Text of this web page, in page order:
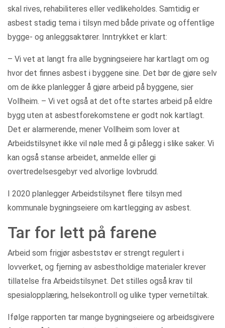
skal rives, rehabiliteres eller vedlikeholdes. Samtidig er
asbest stadig tema i tilsyn med både private og offentlige
bygge- og anleggsaktører. Inntrykket er klart:
– Vi vet at langt fra alle bygningseiere har kartlagt om og
hvor det finnes asbest i byggene sine. Det bør de gjøre selv
om de ikke planlegger å gjøre arbeid på byggene, sier
Vollheim. – Vi vet også at det ofte startes arbeid på eldre
bygg uten at asbestforekomstene er godt nok kartlagt.
Det er alarmerende, mener Vollheim som lover at
Arbeidstilsynet ikke vil nøle med å gi pålegg i slike saker. Vi
kan også stanse arbeidet, anmelde eller gi
overtredelsesgebyr ved alvorlige lovbrudd.
I 2020 planlegger Arbeidstilsynet flere tilsyn med
kommunale bygningseiere om kartlegging av asbest.
Tar for lett på farene
Arbeid som frigjør asbeststøv er strengt regulert i
lovverket, og fjerning av asbestholdige materialer krever
tillatelse fra Arbeidstilsynet. Det stilles også krav til
spesialopplæring, helsekontroll og ulike typer vernetiltak.
Ifølge rapporten tar mange bygningseiere og arbeidsgivere